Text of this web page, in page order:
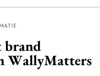
brand
WallyMatters